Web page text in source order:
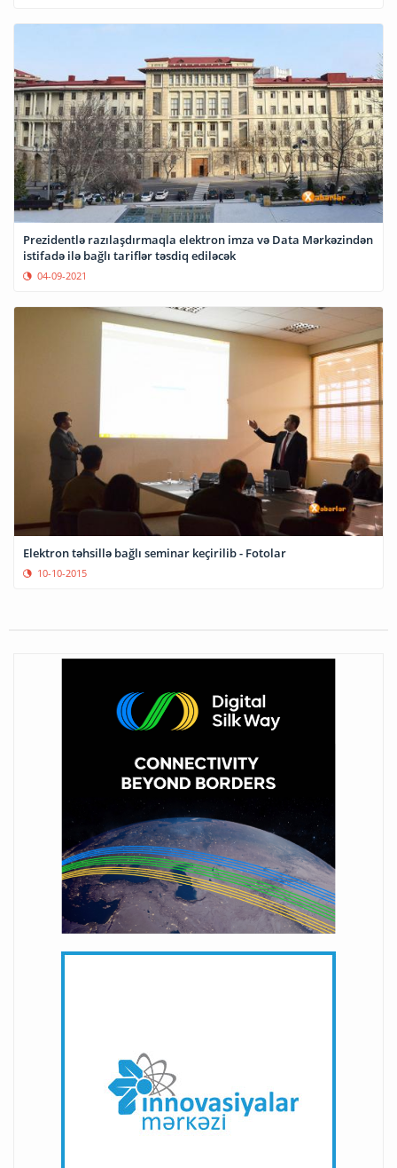
Prezidentlə razılaşdırmaqla elektron imza və Data Mərkəzindən
istifadə ilə bağlı tariflər təsdiq ediləcək
04-09-2021
Elektron təhsillə bağlı seminar keçirilib - Fotolar
10-10-2015